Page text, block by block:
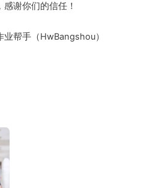
谢你们的信任！
帮手（HwBangshou）